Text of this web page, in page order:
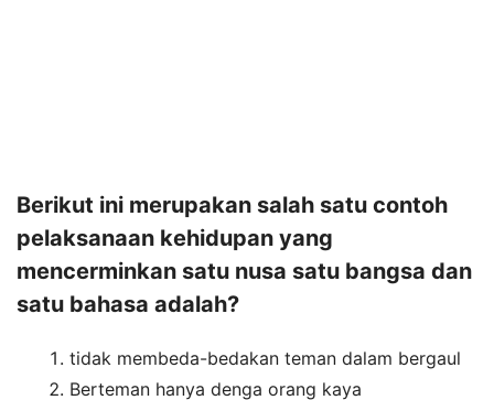
Berikut ini merupakan salah satu contoh
pelaksanaan kehidupan yang
mencerminkan satu nusa satu bangsa dan
satu bahasa adalah?
tidak membeda-bedakan teman dalam bergaul
Berteman hanya denga orang kaya